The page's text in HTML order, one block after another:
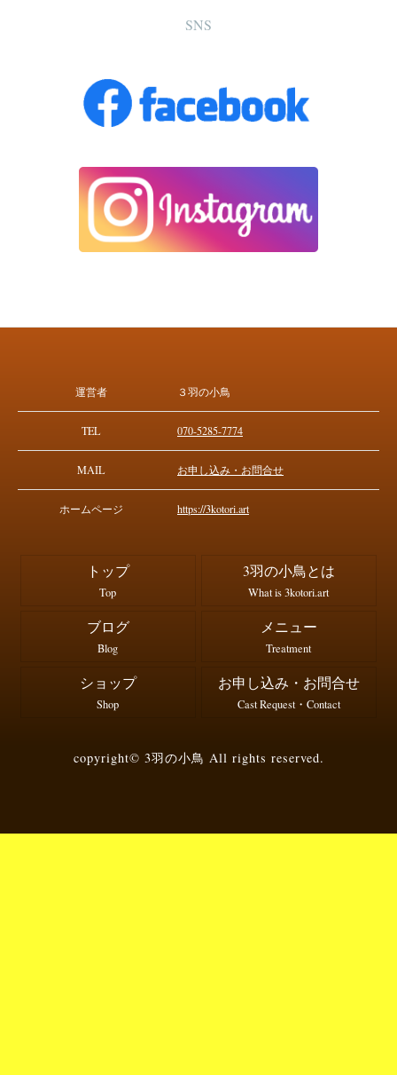
SNS
運営者 ３羽の小鳥
TEL 070-5285-7774
MAIL お申し込み・お問合せ
ホームページ https://3kotori.art
トップ
Top
3羽の小鳥とは
What is 3kotori.art
ブログ
Blog
メニュー
Treatment
ショップ
Shop
お申し込み・お問合せ
Cast Request・Contact
copyright© 3羽の小鳥 All rights reserved.